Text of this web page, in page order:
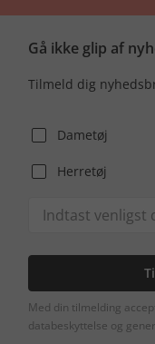
Gå ikke glip af
Tilmeld dig
Dametøj
Herretøj
Med din tilmelding
databeskyttelse og